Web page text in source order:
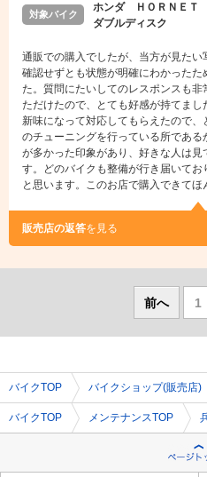
対象バイク
ホンダ ＨＯＲＮＥ
ダブルディスク
通販での購入でしたが、当方が見た
確認せずとも状態が明確にわかった
た。質問にたいしてのレスポンスも
ただけたので、とても好感が持てまし
新味になって対応してもらえたので
のチューニングを行っている所であ
が多かった印象があり、好きな人は
す。どのバイクも整備が行き届いて
と思います。このお店で購入できてほ
販売店の返答を見る
前へ 1
バイクTOP バイクショップ(販売店)
バイクTOP メンテナンスTOP